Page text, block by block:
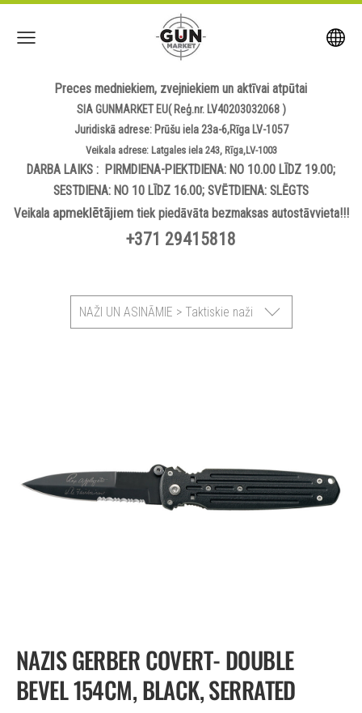
Preces medniekiem, zvejniekiem un aktīvai atpūtai
SIA GUNMARKET EU( Reģ.nr. LV40203032068 )
Juridiskā adrese: Prūšu iela 23a-6,Rīga LV-1057
Veikala adrese: Latgales iela 243, Rīga,LV-1003
DARBA LAIKS : PIRMDIENA-PIEKTDIENA: NO 10.00 LĪDZ 19.00;
SESTDIENA: NO 10 LĪDZ 16.00; SVĒTDIENA: SLĒGTS
Veikala apmeklētājiemtiek piedāvāta bezmaksas autostāvvieta!!!
+371 29415818
NAŽI UN ASINĀMIE > Taktiskie naži
NAZIS GERBER COVERT- DOUBLE
BEVEL 154CM, BLACK, SERRATED